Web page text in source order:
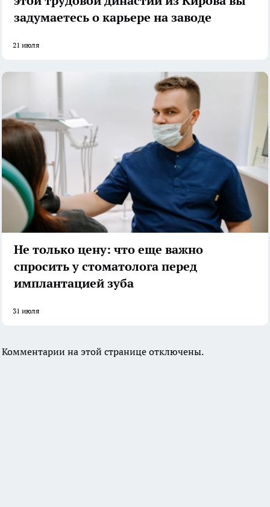
задумаетесь о карьере на заводе
21 июля
Не только цену: что еще важно
спросить у стоматолога перед
имплантацией зуба
31 июля
Комментарии на этой странице отключены.